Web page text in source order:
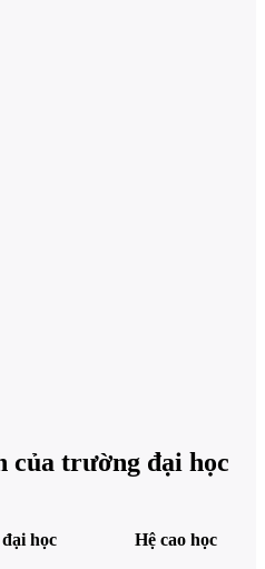
của trường đại học
học Hệ cao học